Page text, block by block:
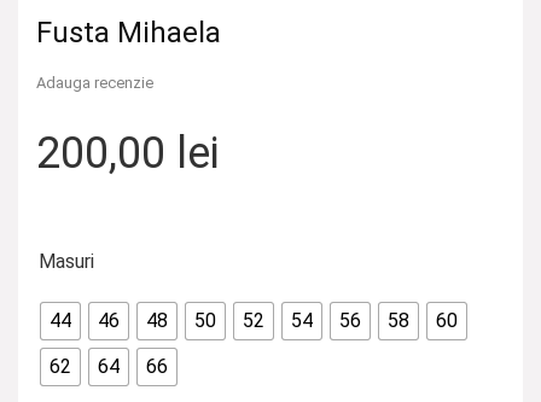
Fusta Mihaela
Adauga recenzie
200,00 lei
Masuri
44 46 48 50 52 54 56 58
60
62
64 66